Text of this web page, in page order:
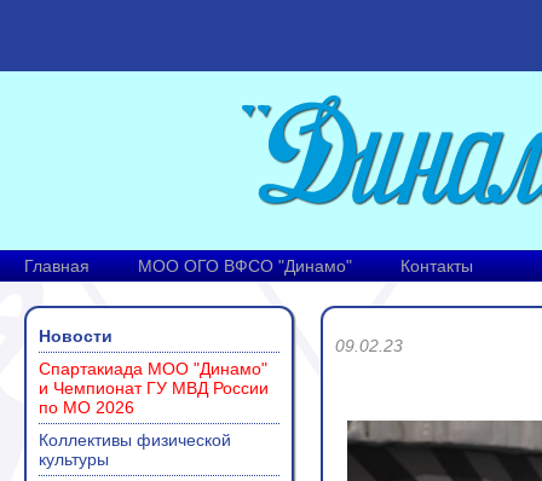
Главная МОО ОГО ВФСО "Динамо" Контакты
Новости
Спартакиада МОО "Динамо"
и Чемпионат ГУ МВД России
по МО 2026
Коллективы физической
культуры
09.02.23